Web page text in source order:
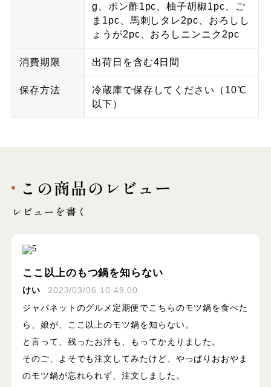
g、ポン酢1pc、柚子胡椒1pc、ご
ま1pc、馬刺しタレ2pc、おろしし
ょうが2pc、おろしニンニク2pc
消費期限 出荷日を含む4日間
保存方法
冷蔵庫で保存してください（10℃
以下）
この商品のレビュー
レビューを書く
ここ以上のもつ鍋を知らない
けい
2023/03/06 10:49:00
ジャパネットのグルメ定期便でこちらのモツ鍋を食べた
ら、娘が、ここ以上のモツ鍋を知らない。
と言って、残ったお汁も、もってかえりました。
そのご、よそでも注文してみたけど、やっぱりおおやま
のモツ鍋が忘れられず、注文しました。